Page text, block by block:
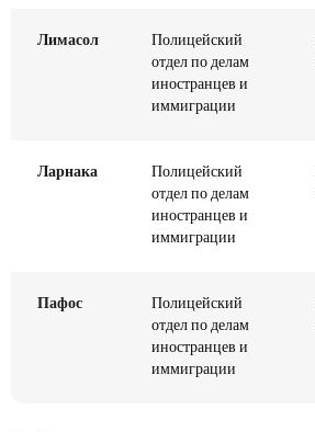
Лимасол
Полицейский
отдел по делам
иностранцев и
иммиграции
Ларнака
Полицейский
отдел по делам
иностранцев и
иммиграции
Пафос
Полицейский
отдел по делам
иностранцев и
иммиграции